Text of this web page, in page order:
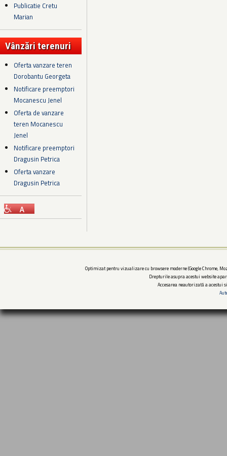
Publicatie Cretu
Marian
Vânzări terenuri
Oferta vanzare teren
Dorobantu Georgeta
Notificare preemptori
Mocanescu Jenel
Oferta de vanzare
teren Mocanescu
Jenel
Notificare preemptori
Dragusin Petrica
Oferta vanzare
Dragusin Petrica
Optimizat pentru vizualizare cu browsere moderne (Google Chrome,
Drepturile asupra acestui website
Accesarea neautorizată a acestui